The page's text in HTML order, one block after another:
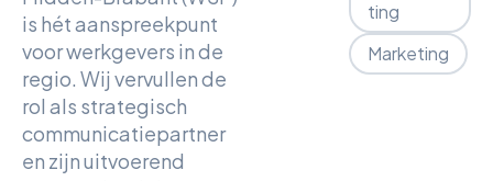
is hét aanspreekpunt
voor werkgevers in de
regio. Wij vervullen de
rol als strategisch
communicatiepartner
en zijn uitvoerend
ting
Marketing